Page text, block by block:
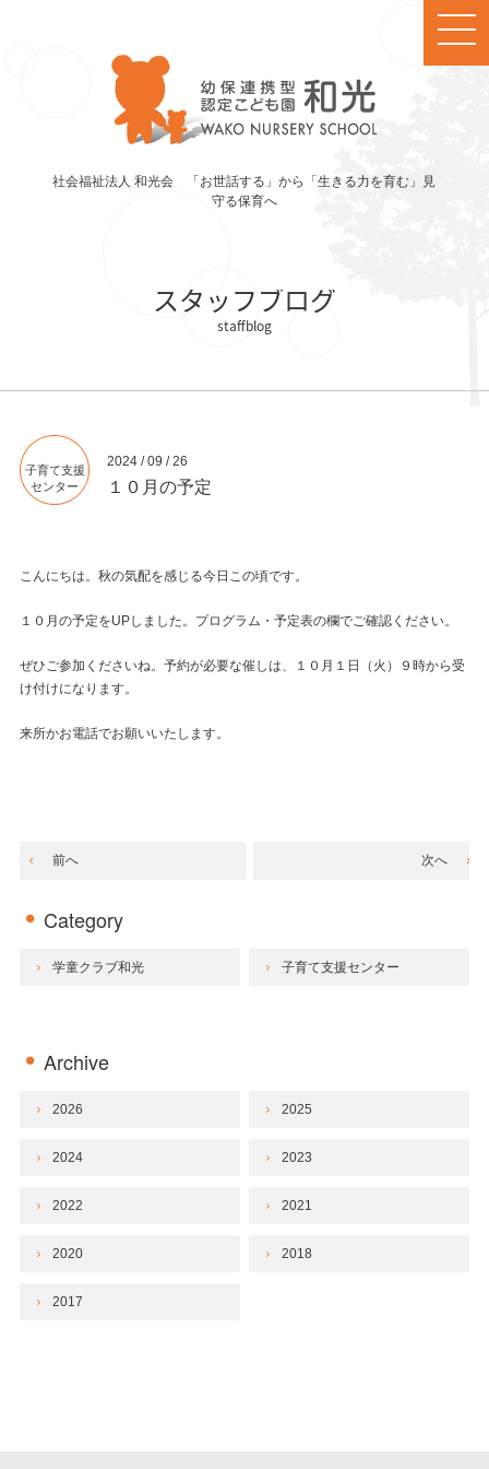
社会福祉法人 和光会 「お世話する」から「生きる力を育む」見
守る保育へ
スタッフブログ
子育て支援
センター
2024 / 09 / 26
１０月の予定
こんにちは。秋の気配を感じる今日この頃です。
１０月の予定をUPしました。プログラム・予定表の欄でご確認ください。
ぜひご参加くださいね。予約が必要な催しは、１０月１日（火）９時から受
け付けになります。
来所かお電話でお願いいたします。
前へ 次へ
Category
学童クラブ和光 子育て支援センター
Archive
2026 2025
2024 2023
2022 2021
2020 2018
2017